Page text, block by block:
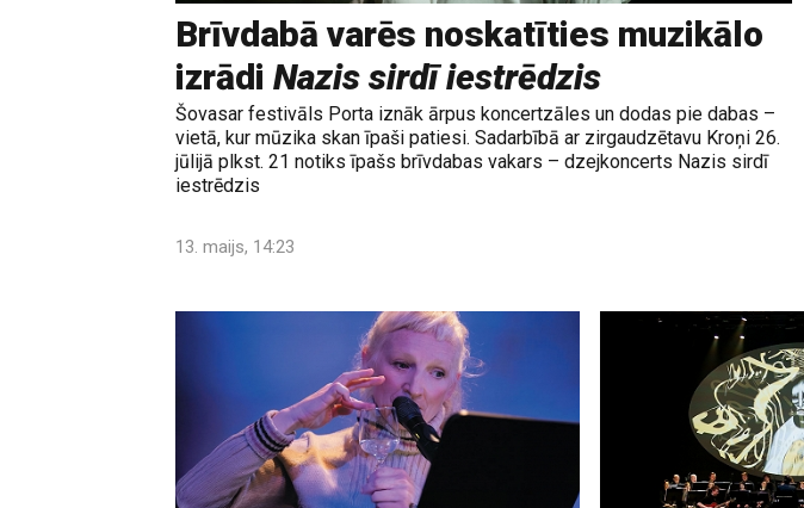
Brīvdabā varēs noskatīties muzikālo
izrādi Nazis sirdī iestrēdzis
Šovasar festivāls Porta iznāk ārpus koncertzāles un dodas pie dabas –
vietā, kur mūzika skan īpaši patiesi. Sadarbībā ar zirgaudzētavu Kroņi 26.
jūlijā plkst. 21 notiks īpašs brīvdabas vakars – dzejkoncerts Nazis sirdī
iestrēdzis
13. maijs, 14:23